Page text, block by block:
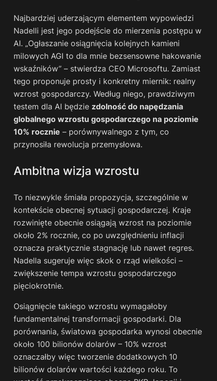
Najbardziej uderzającym elementem wypowiedzi
Nadelli jest jego podejście do mierzenia postępu w
AI. „Ogłaszanie osiągnięcia kolejnych kamieni
milowych AGI to dla mnie bezsensowne hakowanie
wskaźników” – stwierdza CEO Microsoftu. Zamiast
tego proponuje prosty i konkretny miernik: realny
wzrost gospodarczy. Według niego, prawdziwym
testem dla AI będzie zdolność do napędzania
globalnego wzrostu gospodarczego na poziomie
10% rocznie – porównywalnego z tym, co
przynosiła rewolucja przemysłowa.
Ambitna wizja wzrostu
To niezwykle śmiała propozycja, szczególnie w
kontekście obecnej sytuacji gospodarczej. Kraje
rozwinięte obecnie osiągają wzrost na poziomie
około 2% rocznie, co po uwzględnieniu inflacji
oznacza praktycznie stagnację lub nawet regres.
Nadella sugeruje więc skok o rząd wielkości –
zwiększenie tempa wzrostu gospodarczego
pięciokrotnie.
Osiągnięcie takiego wzrostu wymagałoby
fundamentalnej transformacji gospodarki. Dla
porównania, światowa gospodarka wynosi obecnie
około 100 bilionów dolarów – 10% wzrost
oznaczałby więc tworzenie dodatkowych 10
bilionów dolarów wartości każdego roku. To